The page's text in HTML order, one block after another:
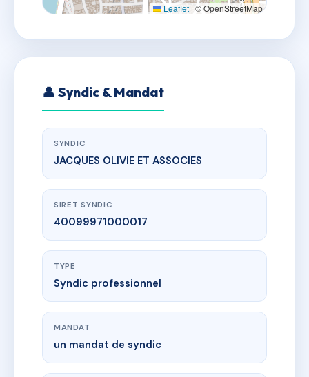
Leaflet | © OpenStreetMap
👤 Syndic & Mandat
SYNDIC
JACQUES OLIVIE ET ASSOCIES
SIRET SYNDIC
40099971000017
TYPE
Syndic professionnel
MANDAT
un mandat de syndic